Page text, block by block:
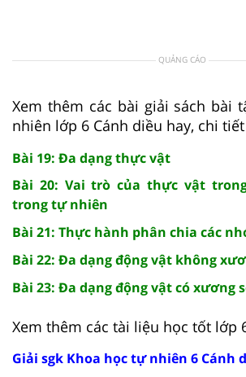
QUẢNG CÁO
Xem thêm các bài giải sách bài
nhiên lớp 6 Cánh diều hay, chi
Bài 19: Đa dạng thực vật
Bài 20: Vai trò của thực vật
trong tự nhiên
Bài 21: Thực hành phân chia các
Bài 22: Đa dạng động vật không
Bài 23: Đa dạng động vật có xương
Xem thêm các tài liệu học tốt lớp
Giải sgk Khoa học tự nhiên 6 Cánh